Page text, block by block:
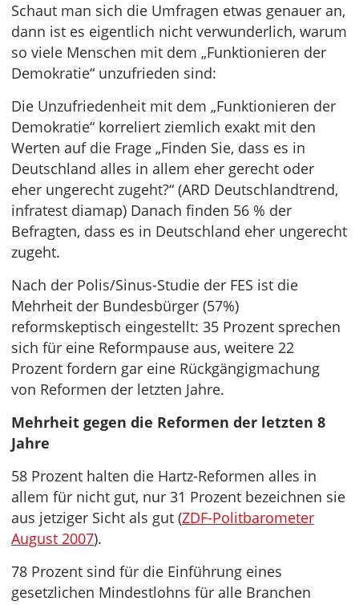
Schaut man sich die Umfragen etwas genauer an,
dann ist es eigentlich nicht verwunderlich, warum
so viele Menschen mit dem „Funktionieren der
Demokratie“ unzufrieden sind:
Die Unzufriedenheit mit dem „Funktionieren der
Demokratie“ korreliert ziemlich exakt mit den
Werten auf die Frage „Finden Sie, dass es in
Deutschland alles in allem eher gerecht oder
eher ungerecht zugeht?“ (ARD Deutschlandtrend,
infratest diamap) Danach finden 56 % der
Befragten, dass es in Deutschland eher ungerecht
zugeht.
Nach der Polis/Sinus-Studie der FES ist die
Mehrheit der Bundesbürger (57%)
reformskeptisch eingestellt: 35 Prozent sprechen
sich für eine Reformpause aus, weitere 22
Prozent fordern gar eine Rückgängigmachung
von Reformen der letzten Jahre.
Mehrheit gegen die Reformen der letzten 8
Jahre
58 Prozent halten die Hartz-Reformen alles in
allem für nicht gut, nur 31 Prozent bezeichnen sie
aus jetziger Sicht als gut (ZDF-Politbarometer
August 2007).
78 Prozent sind für die Einführung eines
gesetzlichen Mindestlohns für alle Branchen